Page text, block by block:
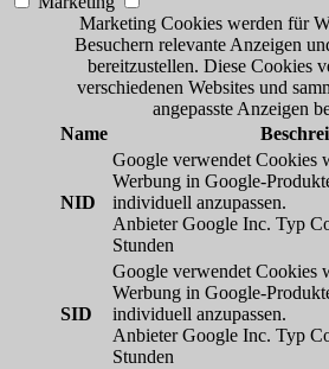
Marketing Cookies werden für
Besuchern relevante Anzeigen
bereitzustellen. Diese Cookies
verschiedenen Websites und
angepasste Anzeigen
Name
NID
Google verwendet Cookies
Werbung in Google-
individuell anzupassen.
Anbieter Google Inc. Typ
Stunden
SID
Google verwendet Cookies
Werbung in Google-
individuell anzupassen.
Anbieter Google Inc. Typ
Stunden